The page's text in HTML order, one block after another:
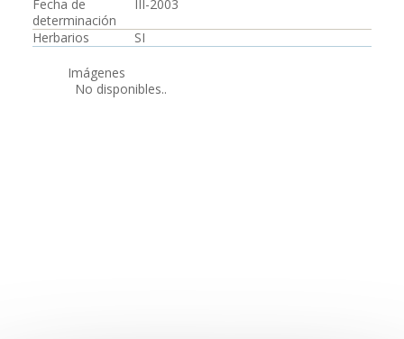
Fecha de
determinación
III-2003
Herbarios
SI
Imágenes
No disponibles..